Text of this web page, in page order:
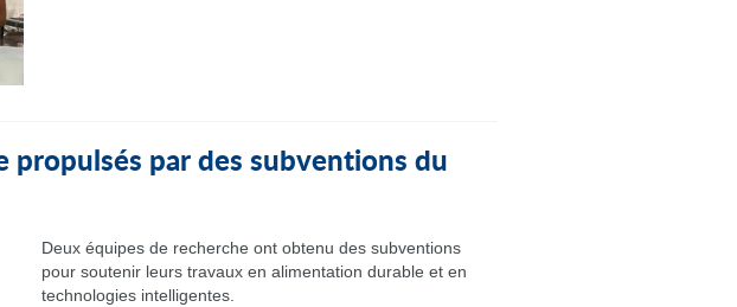
propulsés par des subventions du
Deux équipes de recherche ont obtenu des subventions
pour soutenir leurs travaux en alimentation durable et en
technologies intelligentes.